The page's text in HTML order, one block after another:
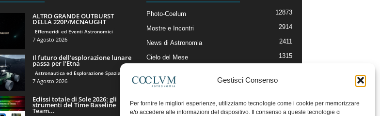
Gestisci Consenso
Per fornire le migliori esperienze, utilizziamo tecnologie come i cookie per memorizzare
e/o accedere alle informazioni del dispositivo. Il consenso a queste tecnologie ci
ALTRO GRANDE OUTBURST
DELLA 220P/MCNAUGHT
Effemeridi ed Eventi Astronomici
7 Agosto 2026
Il futuro dell’esplorazione lunare
passa per l’Etna
Astronautica ed Esplorazione Spaziale
7 Agosto 2026
Eclissi totale di Sole 2026: gli
strumenti del Time Baseline
Team...
Photo-Coelum 12873
Mostre e Incontri 2914
News di Astronomia 2411
Cielo del Mese 1315
Articoli e Risorse On-Line
Il Blog della Redazione